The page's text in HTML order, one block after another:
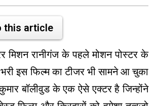
this article
मिशन रानीगंज के पहले मोशन पोस्टर के
भरी इस फिल्म का टीजर भी सामने आ चुका
बॉलीवुड के एक ऐसे एक्टर है जिन्होंने